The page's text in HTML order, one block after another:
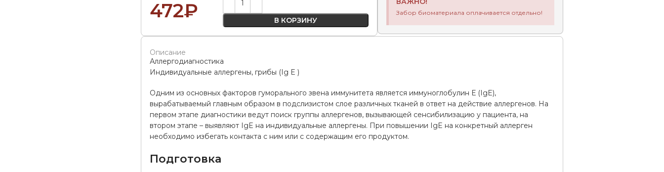
472₽ В КОРЗИНУ
Забор биоматериала оплачивается отдельно!
Описание
Аллергодиагностика
Индивидуальные аллергены, грибы (Ig E )
Одним из основных факторов гуморального звена иммунитета является иммуноглобулин Е (IgE),
вырабатываемый главным образом в подслизистом слое различных тканей в ответ на действие аллергенов. На
первом этапе диагностики ведут поиск группы аллергенов, вызывающей сенсибилизацию у пациента, на
втором этапе – выявляют IgE на индивидуальные аллергены. При повышении IgE на конкретный аллерген
необходимо избегать контакта с ним или с содержащим его продуктом.
Подготовка